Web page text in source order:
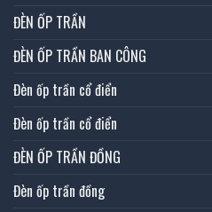
ĐÈN ỐP TRẦN
ĐÈN ỐP TRẦN BAN CÔNG
Đèn ốp trần cổ điển
Đèn ốp trần cổ điển
ĐÈN ỐP TRẦN ĐỒNG
Đèn ốp trần đồng